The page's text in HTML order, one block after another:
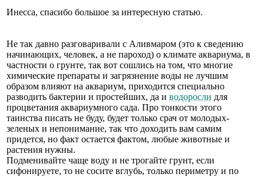
Инесса, спасибо большое за интересную статью.
Не так давно разговаривали с Аливмаром (это к сведению
начинающих, человек, а не пароход) о климате аквариума, в
частности о грунте, так вот сошлись на том, что многие
химические препараты и загрязнение воды не лучшим
образом влияют на аквариум, приходится специально
разводить бактерии и простейших, да и водоросли для
процветания аквариумного сада. Про тонкости этого
таинства писать не буду, будет только срач от молодых-
зеленых и непонимание, так что доходить вам самим
придется, но факт остается фактом, любые животные и
растения нужны.
Подменивайте чаще воду и не трогайте грунт, если
сифонируете, то не сосите вглубь, только периметру и по